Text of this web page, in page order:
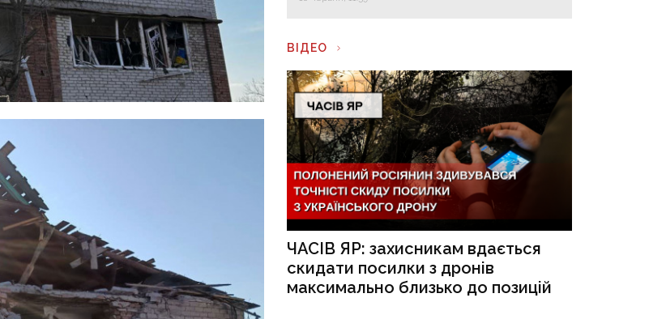
ВІДЕО
ЧАСІВ ЯР: захисникам вдається
скидати посилки з дронів
максимально близько до позицій